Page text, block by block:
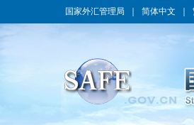
国家外汇管理局 简体中文